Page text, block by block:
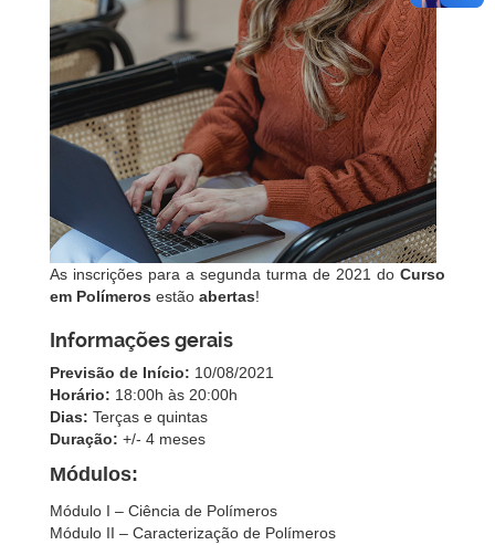
As inscrições para a segunda turma de 2021 do Curso
em Polímeros estão abertas!
Informações gerais
Previsão de Início: 10/08/2021
Horário: 18:00h às 20:00h
Dias: Terças e quintas
Duração: +/- 4 meses
Módulos:
Módulo I – Ciência de Polímeros
Módulo II – Caracterização de Polímeros